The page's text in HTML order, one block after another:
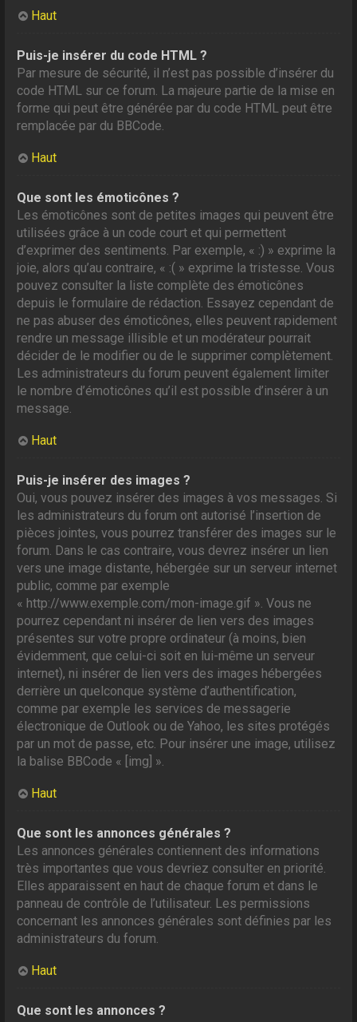
Haut
Puis-je insérer du code HTML ?
Par mesure de sécurité, il n’est pas possible d’insérer du
code HTML sur ce forum. La majeure partie de la mise en
forme qui peut être générée par du code HTML peut être
remplacée par du BBCode.
Haut
Que sont les émoticônes ?
Les émoticônes sont de petites images qui peuvent être
utilisées grâce à un code court et qui permettent
d’exprimer des sentiments. Par exemple, « :) » exprime la
joie, alors qu’au contraire, « :( » exprime la tristesse. Vous
pouvez consulter la liste complète des émoticônes
depuis le formulaire de rédaction. Essayez cependant de
ne pas abuser des émoticônes, elles peuvent rapidement
rendre un message illisible et un modérateur pourrait
décider de le modifier ou de le supprimer complètement.
Les administrateurs du forum peuvent également limiter
le nombre d’émoticônes qu’il est possible d’insérer à un
message.
Haut
Puis-je insérer des images ?
Oui, vous pouvez insérer des images à vos messages. Si
les administrateurs du forum ont autorisé l’insertion de
pièces jointes, vous pourrez transférer des images sur le
forum. Dans le cas contraire, vous devrez insérer un lien
vers une image distante, hébergée sur un serveur internet
public, comme par exemple
« http://www.exemple.com/mon-image.gif ». Vous ne
pourrez cependant ni insérer de lien vers des images
présentes sur votre propre ordinateur (à moins, bien
évidemment, que celui-ci soit en lui-même un serveur
internet), ni insérer de lien vers des images hébergées
derrière un quelconque système d’authentification,
comme par exemple les services de messagerie
électronique de Outlook ou de Yahoo, les sites protégés
par un mot de passe, etc. Pour insérer une image, utilisez
la balise BBCode « [img] ».
Haut
Que sont les annonces générales ?
Les annonces générales contiennent des informations
très importantes que vous devriez consulter en priorité.
Elles apparaissent en haut de chaque forum et dans le
panneau de contrôle de l’utilisateur. Les permissions
concernant les annonces générales sont définies par les
administrateurs du forum.
Haut
Que sont les annonces ?